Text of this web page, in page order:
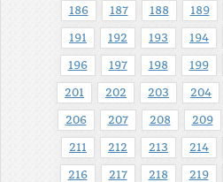
186 187 188 189
191 192 193 194
196 197 198 199
201 202 203 204
206 207 208 209
211 212 213 214
216 217 218 219